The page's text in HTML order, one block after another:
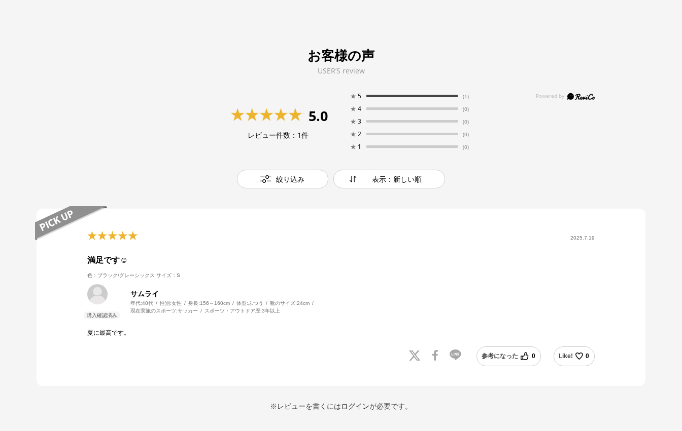
お客様の声
USER’S review
5.0
レビュー件数： 1件
★ 5 (1)
★ 4 (0)
★ 3 (0)
★ 2 (0)
★ 1 (0)
絞り込み 表示：新しい順
2025.7.19
満足です☺
色：ブラック/グレーシックス サイズ：S
サムライ
年代:40代 性別:女性 身長:156～160cm 体型: ふつう 靴のサイズ:24cm
現在実施のスポーツ:サッカー スポーツ・アウトドア歴:3年以上
夏に最高です。
参考になった 0 Like! 0
※レビューを書くにはログインが必要です。